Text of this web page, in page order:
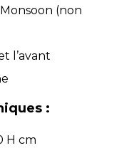
(non
l’avant
:
H cm